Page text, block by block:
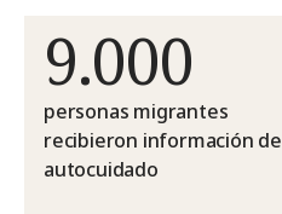
9.000
personas migrantes
recibieron información de
autocuidado